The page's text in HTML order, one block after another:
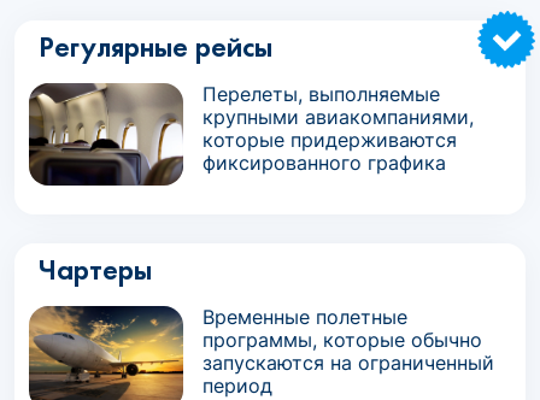
Регулярные рейсы
Перелеты, выполняемые
крупными авиакомпаниями,
которые придерживаются
фиксированного графика
Чартеры
Временные полетные
программы, которые обычно
запускаются на ограниченный
период